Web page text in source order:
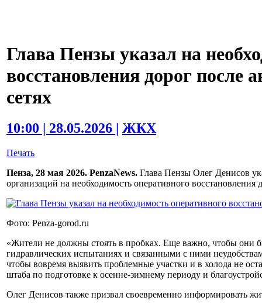
Глава Пензы указал на
восстановления дорог после
сетях
10:00 | 28.05.2026 | ЖКХ
Печать
Пенза, 28 мая 2026. PenzaNews. Глава Пензы Олег Денисов
организаций на необходимость оперативного восстановления
Фото: Penza-gorod.ru
«Жители не должны стоять в пробках. Еще важно, чтобы они
гидравлических испытаниях и связанными с ними
чтобы вовремя выявить проблемные участки и в холода не
штаба по подготовке к осенне-зимнему периоду и
Олег Денисов также призвал своевременно информировать